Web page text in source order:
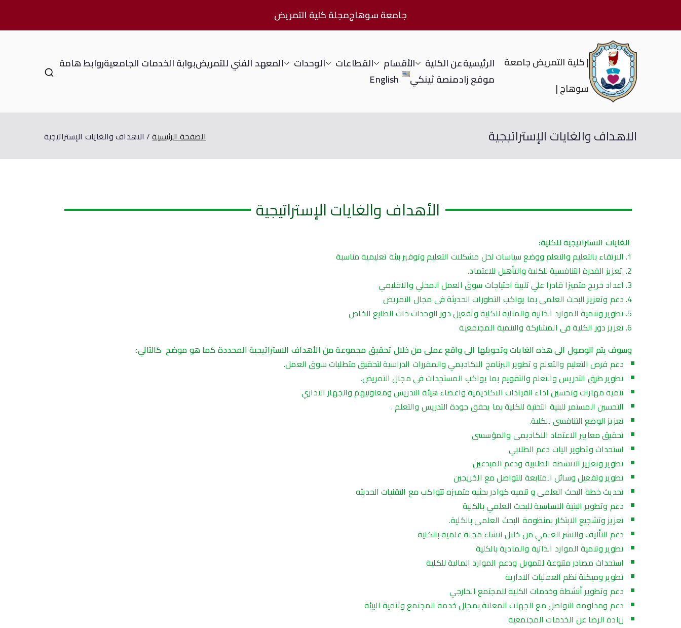
جامعة سوهاجمجلة كلية التمريض
| كلية التمريض جامعة
سوهاج |
الرئيسيةعن الكلية الأقسام القطاعات الوحدات المعهد الفني للتمريضبوابة الخدمات الجامعيةروابط هامة
موقع زادمنصة ثينكي English
الاهداف والغايات الإستراتيجية الصفحة الرئيسية الاهداف والغايات الإستراتيجية
الأهداف والغايات الإستراتيجية
الغايات الاستراتيجيةللكلية:
الارتقاء بالتعليم والتعلم ووضع سياسات لحل مشكلات التعليم وتوفير بيئة تعليمية مناسبة
.تعزيز القدرة التنافسية للكلية والتأهيل للاعتماد.
اعداد خريج متميزا قادرا علي تلبية احتياجات سوق العمل المحلي والاقليمي
دعم وتعزيز البحث العلمى بما يواكب التطورات الحديثة فى مجال التمريض
تطوير وتنمية الموارد الذاتية والمالية للكلية وتفعيل دور الوحدات ذات الطابع الخاص
تعزيز دور الكلية فى المشاركة والتنمية المجتمعية
وسوفيتم الوصول الىهذهالغاياتوتحويلها الىواقععملىمنخلالتحقيقمجموعةمنالأهداف الاستراتيجيةالمحددةكماهوموضح كالتالي:
دعم فرص التعليم والتعلم و تطوير البرنامج الاكاديمي والمقررات الدراسية لتحقيق متطلبات سوق العمل.
تطوير طرق التدريس والتعلم والتقويم بما يواكب المستجدات فى مجال التمريض.
تنمية مهارات وتحسين اداء القيادات الاكاديمية واعضاء هيئة التدريس ومعاونيهم والجهاز الاداري
التحسين المستمر للبنية التحتية للكلية بما يحقق جودة التدريس والتعلم .
تعزيز الوضع التنافسى للكلية.
تحقيق معايير الاعتماد الاكاديمى والمؤسسى
استحداث وتطوير اليات دعم الطلابي
تطوير وتعزيز الانشطة الطلابية ودعم المبدعين
تطوير وتفعيل وسائل المتابعة للتواصل مع الخريجين
تحديث خطة البحث العلمى و تنميه كوادر بحثيه متميزه تتواكب مع التقنيات الحديثه
دعم وتطوير البنية الاساسية للبحث العلمي بالكلية
تعزيز وتشجيع الابتكار بمنظومة البحث العلمى بالكلية.
دعم التأليف والنشر العلمي من خلال انشاء مجلة علمية بالكلية
تطوير وتنمية الموارد الذاتية والمادية بالكلية
استحداث مصادر متنوعة للتمويل ودعم الموارد المالية للكلية
تطوير وميكنة نظم العمليات الادارية
دعم وتطوير أنشطة وخدمات الكلية للمجتمع الخارجي
دعم ومداومة التواصل مع الجهات المعلنة بمجال خدمة المجتمع وتنمية البيئة
زيادة الرضا عن الخدمات المجتمعية